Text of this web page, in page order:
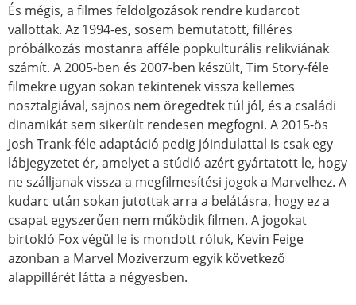
És mégis, a filmes feldolgozások rendre kudarcot
vallottak. Az 1994-es, sosem bemutatott, filléres
próbálkozás mostanra afféle popkulturális relikviának
számít. A 2005-ben és 2007-ben készült, Tim Story-féle
filmekre ugyan sokan tekintenek vissza kellemes
nosztalgiával, sajnos nem öregedtek túl jól, és a családi
dinamikát sem sikerült rendesen megfogni. A 2015-ös
Josh Trank-féle adaptáció pedig jóindulattal is csak egy
lábjegyzetet ér, amelyet a stúdió azért gyártatott le, hogy
ne szálljanak vissza a megfilmesítési jogok a Marvelhez. A
kudarc után sokan jutottak arra a belátásra, hogy ez a
csapat egyszerűen nem működik filmen. A jogokat
birtokló Fox végül le is mondott róluk, Kevin Feige
azonban a Marvel Moziverzum egyik következő
alappillérét látta a négyesben.